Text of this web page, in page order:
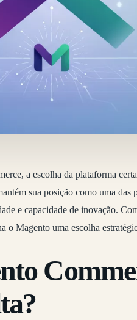
a escolha da plataforma
sua posição como uma das
e capacidade de inovação.
o Magento uma escolha